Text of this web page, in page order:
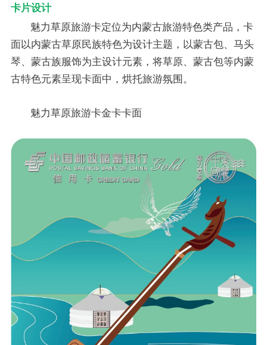
卡片设计
魅力草原旅游卡定位为内蒙古旅游特色类产品，卡
面以内蒙古草原民族特色为设计主题，以蒙古包、马头
琴、蒙古族服饰为主设计元素，将草原、蒙古包等内蒙
古特色元素呈现卡面中，烘托旅游氛围。
魅力草原旅游卡金卡卡面